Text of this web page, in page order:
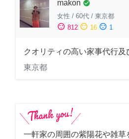
makon check_circle
女性 / 60代 / 東京都
sentiment_satisfied 812 sentiment_neutral 16 sentiment_dissatisfied 1
クオリティの高い家事代行及
東京都
一軒家の周囲の紫陽花や雑草